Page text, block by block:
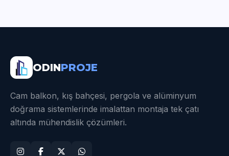
ODINPROJE
Cam balkon, kış bahçesi, pergola ve alüminyum
doğrama sistemlerinde imalattan montaja tek çatı
altında mühendislik çözümleri.